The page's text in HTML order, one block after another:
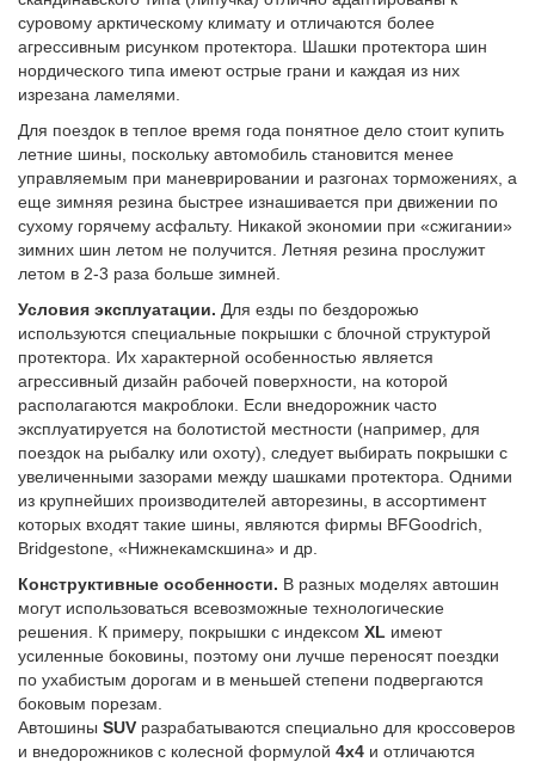
суровому арктическому климату и отличаются более
агрессивным рисунком протектора. Шашки протектора шин
нордического типа имеют острые грани и каждая из них
изрезана ламелями.
Для поездок в теплое время года понятное дело стоит купить
летние шины, поскольку автомобиль становится менее
управляемым при маневрировании и разгонах торможениях, а
еще зимняя резина быстрее изнашивается при движении по
сухому горячему асфальту. Никакой экономии при «сжигании»
зимних шин летом не получится. Летняя резина прослужит
летом в 2-3 раза больше зимней.
Условия эксплуатации. Для езды по бездорожью
используются специальные покрышки с блочной структурой
протектора. Их характерной особенностью является
агрессивный дизайн рабочей поверхности, на которой
располагаются макроблоки. Если внедорожник часто
эксплуатируется на болотистой местности (например, для
поездок на рыбалку или охоту), следует выбирать покрышки с
увеличенными зазорами между шашками протектора. Одними
из крупнейших производителей авторезины, в ассортимент
которых входят такие шины, являются фирмы BFGoodrich,
Bridgestone, «Нижнекамскшина» и др.
Конструктивные особенности. В разных моделях автошин
могут использоваться всевозможные технологические
решения. К примеру, покрышки с индексом XL имеют
усиленные боковины, поэтому они лучше переносят поездки
по ухабистым дорогам и в меньшей степени подвергаются
боковым порезам.
Автошины SUV разрабатываются специально для кроссоверов
и внедорожников с колесной формулой 4х4 и отличаются